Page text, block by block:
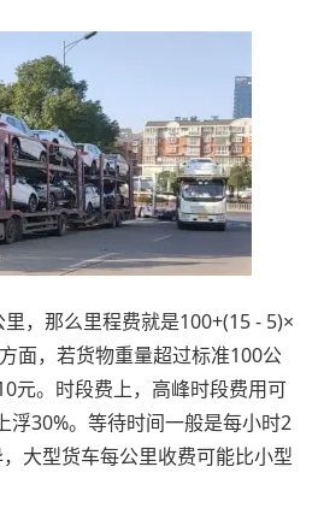
，那么里程费就是100+(15 - 5)×
面，若货物重量超过标准100公
元。时段费上，高峰时段费用可
浮30%。等待时间一般是每小时2
大型货车每公里收费可能比小型